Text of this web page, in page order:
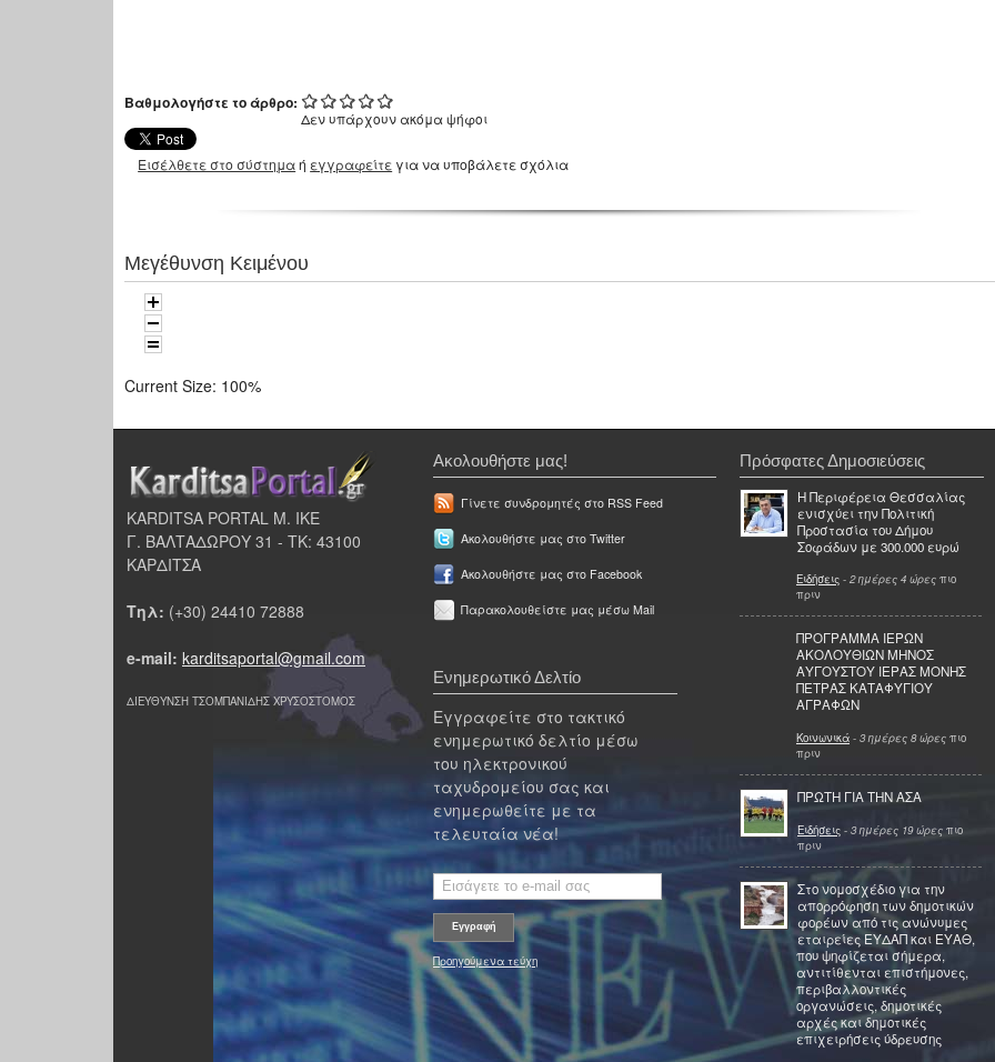
Βαθμολογήστε το άρθρο:
Δεν υπάρχουν ακόμα ψήφοι
Εισέλθετε στο σύστημαή εγγραφείτε για να υποβάλετε σχόλια
Μεγέθυνση Κειμένου
Current Size: 100%
KARDITSA PORTAL Μ. ΙΚΕ
Γ. ΒΑΛΤΑΔΩΡΟΥ 31 - ΤΚ: 43100
ΚΑΡΔΙΤΣΑ
Τηλ: (+30) 24410 72888
e-mail: karditsaportal@gmail.com
ΔΙΕΥΘΥΝΣΗ ΤΣΟΜΠΑΝΙΔΗΣ ΧΡΥΣΟΣΤΟΜΟΣ
Ακολουθήστε μας!
Γίνετε συνδρομητές στο RSS Feed
Ακολουθήστε μας στο Twitter
Ακολουθήστε μας στο Facebook
Παρακολουθείστε μας μέσω Mail
Ενημερωτικό Δελτίο
Εγγραφείτε στο τακτικό
ενημερωτικό δελτίο μέσω
του ηλεκτρονικού
ταχυδρομείου σας και
ενημερωθείτε με τα
τελευταία νέα!
Προηγούμενα τεύχη
Πρόσφατες Δημοσιεύσεις
Η Περιφέρεια Θεσσαλίας
ενισχύει την Πολιτική
Προστασία του Δήμου
Σοφάδων με 300.000 ευρώ
Ειδήσεις - 2 ημέρες 4 ώρες πιο
πριν
ΠΡΟΓΡΑΜΜΑ ΙΕΡΩΝ
ΑΚΟΛΟΥΘΙΩΝ ΜΗΝΟΣ
ΑΥΓΟΥΣΤΟΥ ΙΕΡΑΣ ΜΟΝΗΣ
ΠΕΤΡΑΣ ΚΑΤΑΦΥΓΙΟΥ
ΑΓΡΑΦΩΝ
Κοινωνικά - 3 ημέρες 8 ώρες πιο
πριν
ΠΡΩΤΗ ΓΙΑ ΤΗΝ ΑΣΑ
Ειδήσεις - 3 ημέρες 19 ώρες πιο
πριν
Στο νομοσχέδιο για την
απορρόφηση των δημοτικών
φορέων από τις ανώνυμες
εταιρείες ΕΥΔΑΠ και ΕΥΑΘ,
που ψηφίζεται σήμερα,
αντιτίθενται επιστήμονες,
περιβαλλοντικές
οργανώσεις, δημοτικές
αρχές και δημοτικές
επιχειρήσεις ύδρευσης